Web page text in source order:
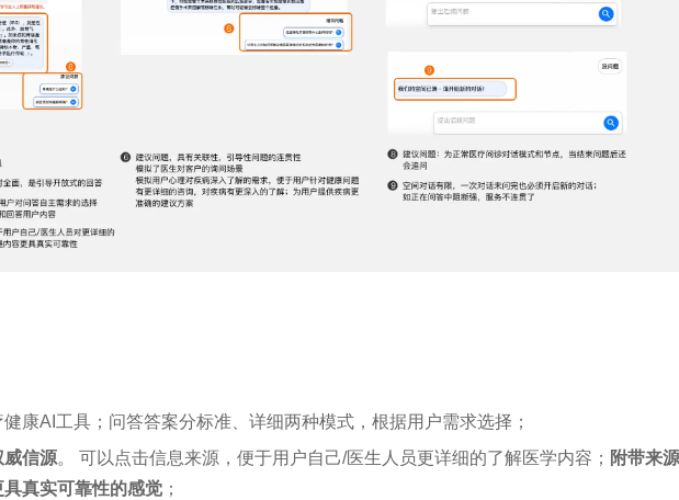
康AI工具；问答答案分标准、详细两种模式，根据用户需求选择；
威信源。 可以点击信息来源，便于用户自己/医生人员更详细的了解医学内容； 附带来源
真实可靠性的感觉 ；